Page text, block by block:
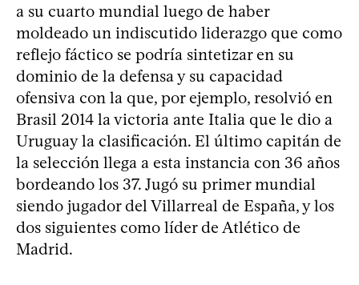
a su cuarto mundial luego de haber
moldeado un indiscutido liderazgo que como
reflejo fáctico se podría sintetizar en su
dominio de la defensa y su capacidad
ofensiva con la que, por ejemplo, resolvió en
Brasil 2014 la victoria ante Italia que le dio a
Uruguay la clasificación. El último capitán de
la selección llega a esta instancia con 36 años
bordeando los 37. Jugó su primer mundial
siendo jugador del Villarreal de España, y los
dos siguientes como líder de Atlético de
Madrid.